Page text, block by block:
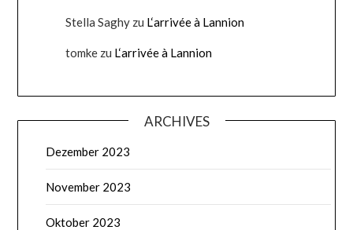
Stella Saghy zu L‘arrivée à Lannion
tomke zu L‘arrivée à Lannion
ARCHIVES
Dezember 2023
November 2023
Oktober 2023